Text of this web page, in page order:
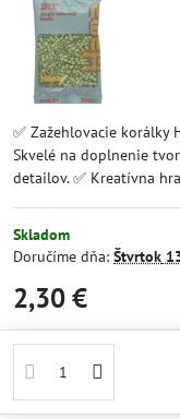
✅ Zažehlovacie korálky
Skvelé na doplnenie
detailov. ✅ Kreatívna
Skladom
Doručíme dňa: Štvrtok
2,30 €